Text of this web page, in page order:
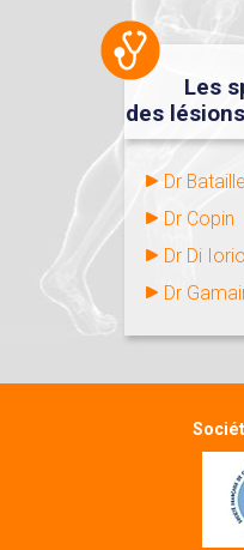
Les
des
Dr Bataille
Dr Copin
Dr Di Iorio
Dr